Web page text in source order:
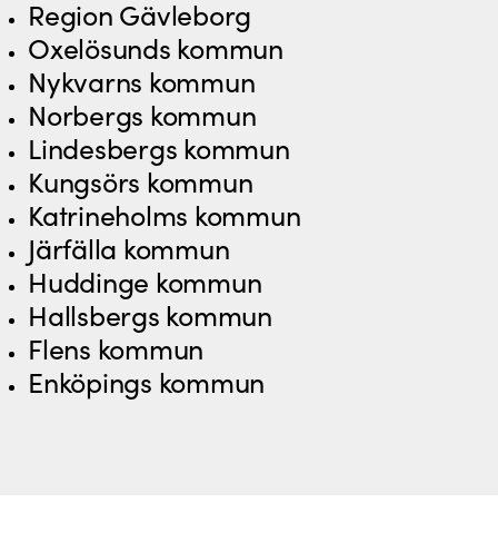
Region Gävleborg
Oxelösunds kommun
Nykvarns kommun
Norbergs kommun
Lindesbergs kommun
Kungsörs kommun
Katrineholms kommun
Järfälla kommun
Huddinge kommun
Hallsbergs kommun
Flens kommun
Enköpings kommun